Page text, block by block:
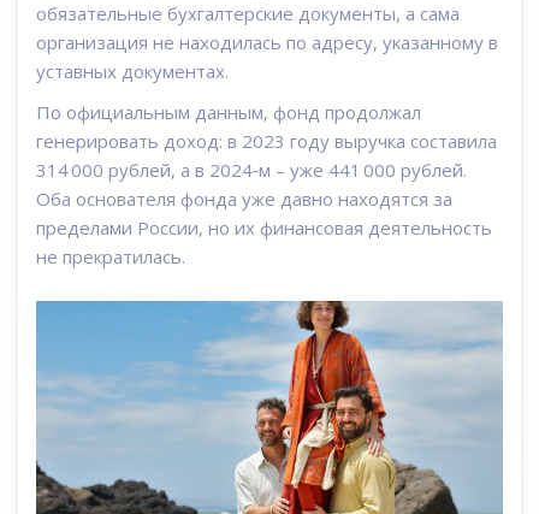
обязательные бухгалтерские документы, а сама
организация не находилась по адресу, указанному в
уставных документах.
По официальным данным, фонд продолжал
генерировать доход: в 2023 году выручка составила
314 000 рублей, а в 2024‑м – уже 441 000 рублей.
Оба основателя фонда уже давно находятся за
пределами России, но их финансовая деятельность
не прекратилась.